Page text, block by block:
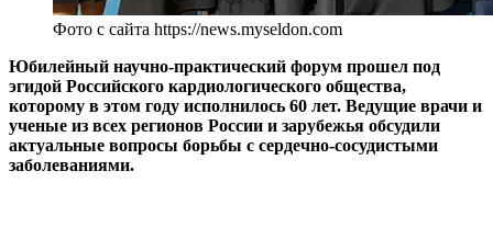
Фото с сайта https://news.myseldon.com
Юбилейный научно-практический форум прошел под
эгидой Российского кардиологического общества,
которому в этом году исполнилось 60 лет. Ведущие врачи и
ученые из всех регионов России и зарубежья обсудили
актуальные вопросы борьбы с сердечно-сосудистыми
заболеваниями.